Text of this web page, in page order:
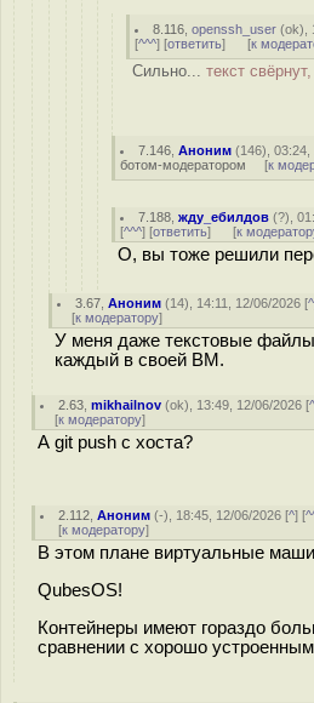
8.116 ,openssh_user (ok),
[^^^] [ответить] [к
Сильно... текст свёрнут,
7.146 ,Аноним (146),
ботом-модератором [к
7.188 ,жду_ебилдов (?),
[^^^] [ответить] [к
О, вы тоже решили
3.67 ,Аноним (14), 14:11, 12/06/2026 [^
[к модератору]
У меня даже текстовые
каждый в своей ВМ.
2.63 ,mikhailnov (ok), 13:49, 12/06/2026 [
[к модератору]
А git push с хоста?
2.112 ,Аноним (-), 18:45, 12/06/2026 [^] [
[к модератору]
В этом плане виртуальные
QubesOS!
Контейнеры имеют гораздо
сравнении с хорошо